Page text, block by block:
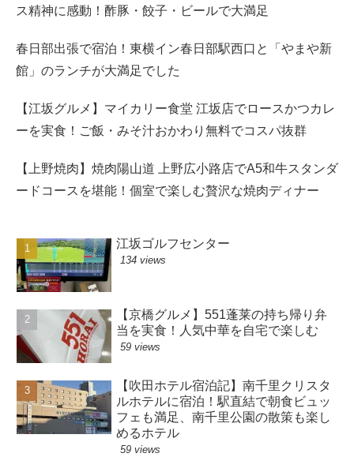
ス精神に感動！酢豚・餃子・ビールで大満足
春日部出張で宿泊！東横イン春日部駅西口と「やまや新
館」のランチが大満足でした
【江坂グルメ】マイカリー食堂 江坂店でロースかつカレ
ーを実食！ご飯・みそ汁おかわり無料でコスパ抜群
【上野焼肉】焼肉陽山道 上野広小路店でA5和牛スタンダ
ードコースを堪能！個室で楽しむ贅沢な焼肉ディナー
江坂ゴルフセンター
134 views
【京橋グルメ】551蓬莱の持ち帰り弁
当を実食！人気中華を自宅で楽しむ
59 views
【吹田ホテル宿泊記】南千里クリスタ
ルホテルに宿泊！駅直結で朝食ビュッ
フェも満足、南千里公園の散策も楽し
めるホテル
59 views